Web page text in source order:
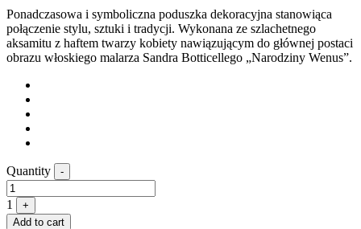
Ponadczasowa i symboliczna poduszka dekoracyjna stanowiąca
połączenie stylu, sztuki i tradycji. Wykonana ze szlachetnego
aksamitu z haftem twarzy kobiety nawiązującym do głównej postaci
obrazu włoskiego malarza Sandra Botticellego „Narodziny Wenus”.
Quantity -
1
+
Add to cart